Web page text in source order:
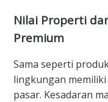
Nilai Properti
Premium
Sama seperti
lingkungan
pasar. Kesadaran